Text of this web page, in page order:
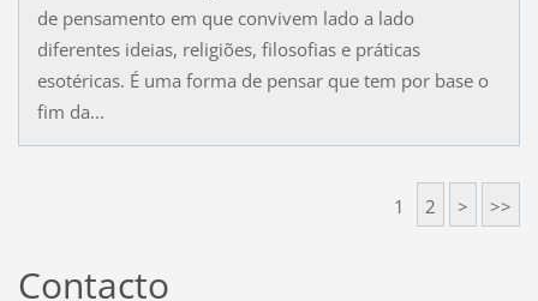
de pensamento em que convivem lado a lado
diferentes ideias, religiões, filosofias e práticas
esotéricas. É uma forma de pensar que tem por base o
fim da...
1 2 > >>
Contacto